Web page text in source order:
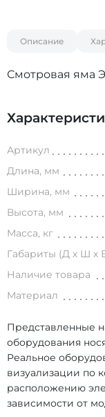
Описание
Смотровая яма
Артикул
Длина, мм
Ширина, мм
Высота, мм
Масса, кг
Габариты (Д х Ш х
Наличие товара
Материал
Представленные
оборудования
Реальное
визуализации по
расположению
зависимости от